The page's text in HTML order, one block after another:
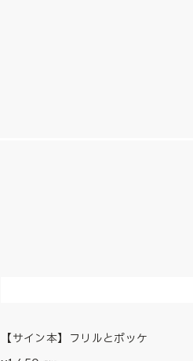
【サイン本】フリルとポッケ